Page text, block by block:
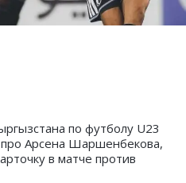
по футболу U23
Арсена Шаршенбекова,
в матче против